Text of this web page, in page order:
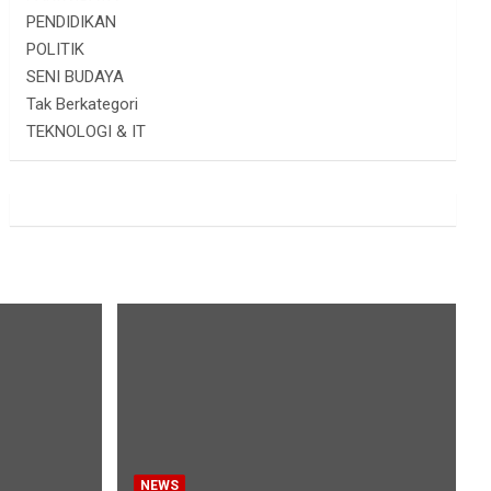
PENDIDIKAN
POLITIK
SENI BUDAYA
Tak Berkategori
TEKNOLOGI & IT
NEWS